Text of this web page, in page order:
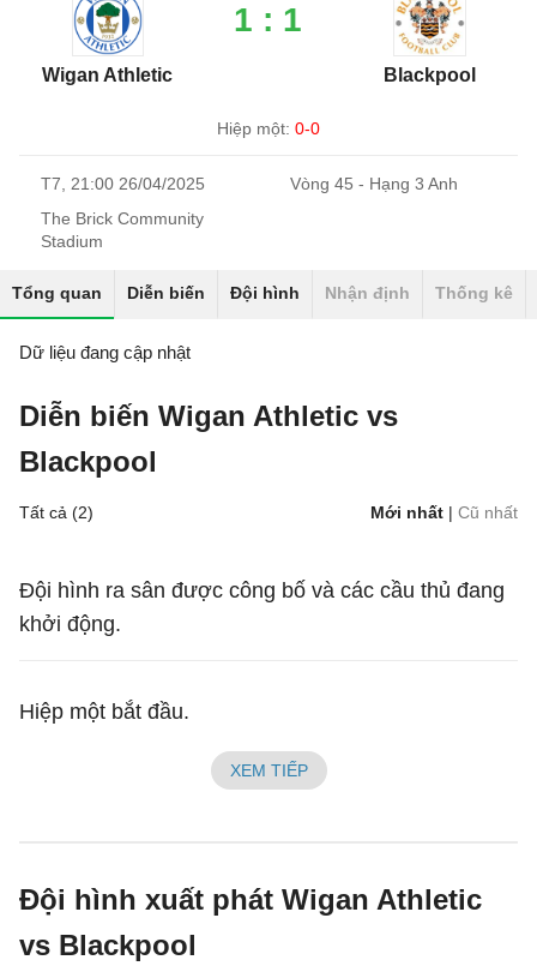
Wigan Athletic
1 : 1
Blackpool
Hiệp một: 0-0
T7, 21:00 26/04/2025
Vòng 45 - Hạng 3 Anh
The Brick Community
Stadium
Tổng quan Diễn biến Đội hình Nhận định Thống kê
Dữ liệu đang cập nhật
Diễn biến Wigan Athletic vs
Blackpool
Tất cả (2) Mới nhất | Cũ nhất
Đội hình ra sân được công bố và các cầu thủ đang
khởi động.
Hiệp một bắt đầu.
XEM TIẾP
Đội hình xuất phát Wigan Athletic
vs Blackpool